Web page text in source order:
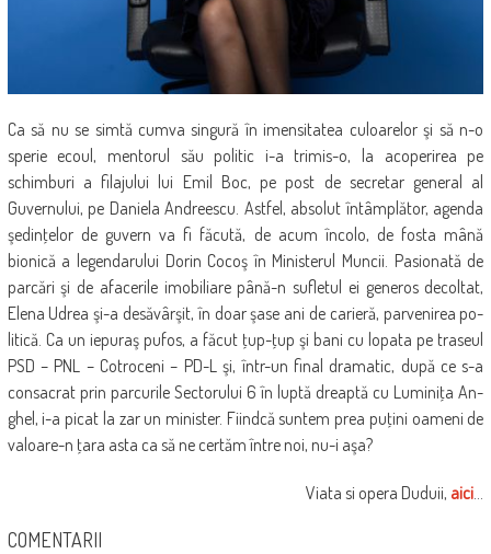
Ca să nu se sim­tă cumva singură în imensitatea cu­loa­re­lor şi să n-o
sperie ecoul, men­­torul său po­litic i-a trimis-o, la aco­pe­rirea pe
schimburi a filajului lui Emil Boc, pe post de se­cretar general al
Guvernului, pe Da­ni­ela Andreescu. Astfel, absolut întâm­plător, agenda
şedinţelor de guvern va fi fă­cută, de acum încolo, de fosta mână
bionică a legen­darului Dorin Cocoş în Ministerul Muncii. Pasionată de
par­cări şi de afaceri­le imobiliare până-n su­fle­tul ei generos decoltat,
Elena Udrea şi-a desă­vâr­şit, în doar şase ani de carieră, par­ve­nirea po­
litică. Ca un iepuraş pufos, a făcut ţup-ţup şi bani cu lopata pe tra­se­ul
PSD – PNL – Cotroceni – PD-L şi, într-un final dramatic, după ce s-a
consacrat prin parcurile Sectorului 6 în luptă dreaptă cu Lu­miniţa An­
ghel, i-a picat la zar un minister. Fiindcă suntem prea puţini oameni de
valoare-n ţara asta ca să ne certăm în­tre noi, nu-i aşa?
Viata si opera Duduii, aici…
COMENTARII